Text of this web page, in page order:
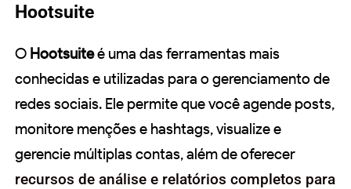
Hootsuite
O Hootsuiteé uma das ferramentas mais
conhecidas e utilizadas para o gerenciamento de
redes sociais. Ele permite que você agende posts,
monitore menções e hashtags, visualize e
gerencie múltiplas contas, além de oferecer
recursos de análise e relatórios completos para